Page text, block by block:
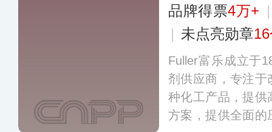
品牌得票4万+
| 未点亮勋章
Fuller富乐成立于
剂供应商，专注于
种化工产品，提供
方案，提供全面的